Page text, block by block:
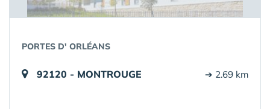
PORTES D' ORLÉANS
92120 - MONTROUGE ➔ 2.69 km